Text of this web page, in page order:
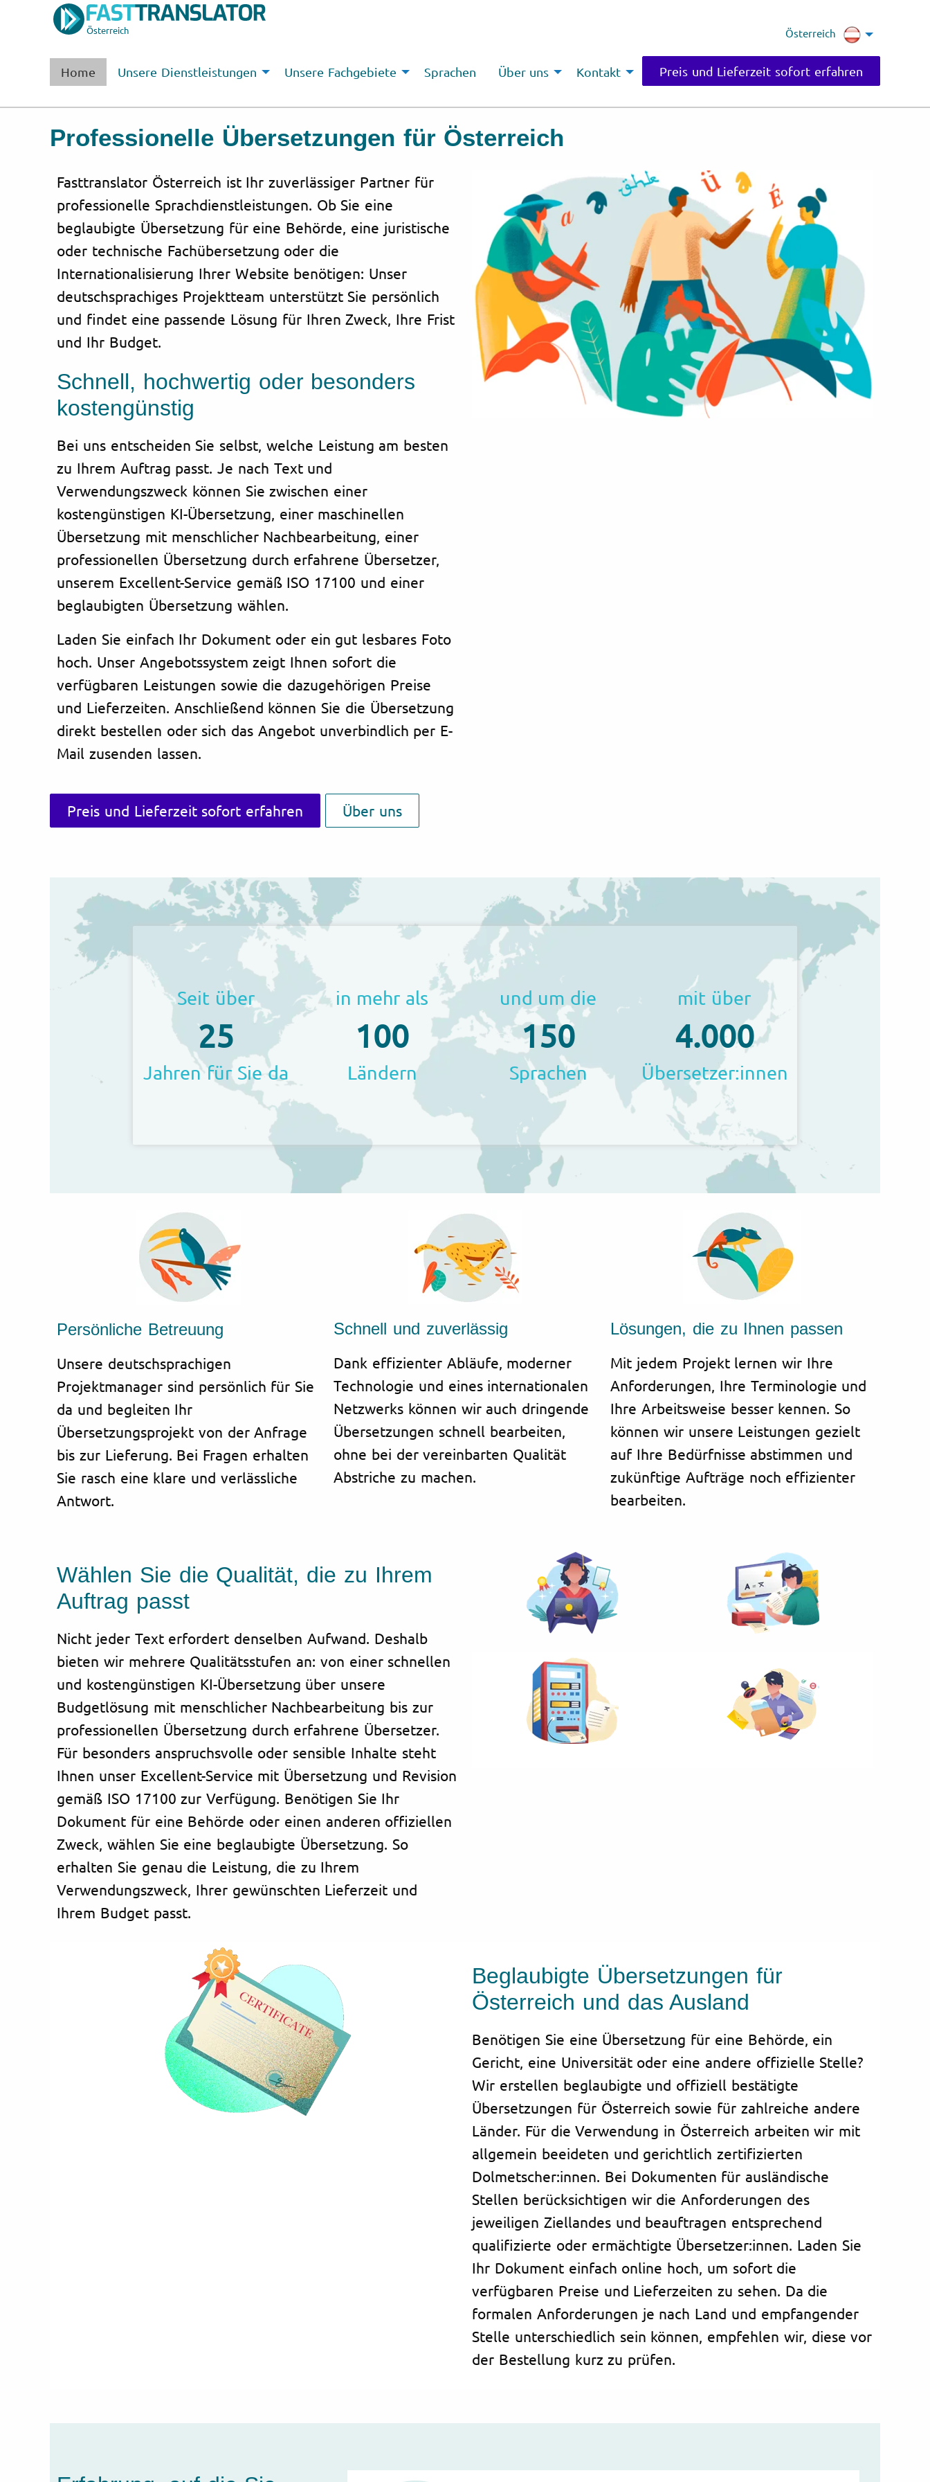
Österreich Österreich
Preis und Lieferzeit sofort erfahren
Home Unsere Dienstleistungen Unsere Fachgebiete Sprachen Über uns Kontakt
Professionelle Übersetzungen für Österreich
Fasttranslator Österreich ist Ihr zuverlässiger Partner für
professionelle Sprachdienstleistungen. Ob Sie eine
beglaubigte Übersetzung für eine Behörde, eine juristische
oder technische Fachübersetzung oder die
Internationalisierung Ihrer Website benötigen: Unser
deutschsprachiges Projektteam unterstützt Sie persönlich
und findet eine passende Lösung für Ihren Zweck, Ihre Frist
und Ihr Budget.
Schnell, hochwertig oder besonders
kostengünstig
Bei uns entscheiden Sie selbst, welche Leistung am besten
zu Ihrem Auftrag passt. Je nach Text und
Verwendungszweck können Sie zwischen einer
kostengünstigen KI-Übersetzung, einer maschinellen
Übersetzung mit menschlicher Nachbearbeitung, einer
professionellen Übersetzung durch erfahrene Übersetzer,
unserem Excellent-Service gemäß ISO 17100 und einer
beglaubigten Übersetzung wählen.
Laden Sie einfach Ihr Dokument oder ein gut lesbares Foto
hoch. Unser Angebotssystem zeigt Ihnen sofort die
verfügbaren Leistungen sowie die dazugehörigen Preise
und Lieferzeiten. Anschließend können Sie die Übersetzung
direkt bestellen oder sich das Angebot unverbindlich per E-
Mail zusenden lassen.
Preis und Lieferzeit sofort erfahren Über uns
Seit über
25
Jahren für Sie da
in mehr als
100
Ländern
und um die
150
Sprachen
mit über
4.000
Übersetzer:innen
Persönliche Betreuung
Unsere deutschsprachigen
Projektmanager sind persönlich für Sie
da und begleiten Ihr
Übersetzungsprojekt von der Anfrage
bis zur Lieferung. Bei Fragen erhalten
Sie rasch eine klare und verlässliche
Antwort.
Schnell und zuverlässig
Dank effizienter Abläufe, moderner
Technologie und eines internationalen
Netzwerks können wir auch dringende
Übersetzungen schnell bearbeiten,
ohne bei der vereinbarten Qualität
Abstriche zu machen.
Lösungen, die zu Ihnen passen
Mit jedem Projekt lernen wir Ihre
Anforderungen, Ihre Terminologie und
Ihre Arbeitsweise besser kennen. So
können wir unsere Leistungen gezielt
auf Ihre Bedürfnisse abstimmen und
zukünftige Aufträge noch effizienter
bearbeiten.
Wählen Sie die Qualität, die zu Ihrem
Auftrag passt
Nicht jeder Text erfordert denselben Aufwand. Deshalb
bieten wir mehrere Qualitätsstufen an: von einer schnellen
und kostengünstigen KI-Übersetzung über unsere
Budgetlösung mit menschlicher Nachbearbeitung bis zur
professionellen Übersetzung durch erfahrene Übersetzer.
Für besonders anspruchsvolle oder sensible Inhalte steht
Ihnen unser Excellent-Service mit Übersetzung und Revision
gemäß ISO 17100 zur Verfügung. Benötigen Sie Ihr
Dokument für eine Behörde oder einen anderen offiziellen
Zweck, wählen Sie eine beglaubigte Übersetzung. So
erhalten Sie genau die Leistung, die zu Ihrem
Verwendungszweck, Ihrer gewünschten Lieferzeit und
Ihrem Budget passt.
Beglaubigte Übersetzungen für
Österreich und das Ausland
Benötigen Sie eine Übersetzung für eine Behörde, ein
Gericht, eine Universität oder eine andere offizielle Stelle?
Wir erstellen beglaubigte und offiziell bestätigte
Übersetzungen für Österreich sowie für zahlreiche andere
Länder. Für die Verwendung in Österreich arbeiten wir mit
allgemein beeideten und gerichtlich zertifizierten
Dolmetscher:innen. Bei Dokumenten für ausländische
Stellen berücksichtigen wir die Anforderungen des
jeweiligen Ziellandes und beauftragen entsprechend
qualifizierte oder ermächtigte Übersetzer:innen. Laden Sie
Ihr Dokument einfach online hoch, um sofort die
verfügbaren Preise und Lieferzeiten zu sehen. Da die
formalen Anforderungen je nach Land und empfangender
Stelle unterschiedlich sein können, empfehlen wir, diese vor
der Bestellung kurz zu prüfen.